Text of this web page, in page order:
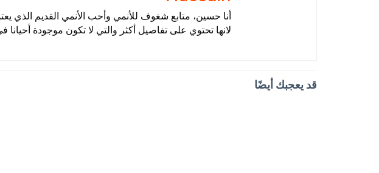
أنا حسين، متابع شغوف للأنمي وأحب الأنمي القديم الذي
لانها تحتوي على تفاصيل أكثر والتي لا تكون موجودة أحيانا
قد يعجبك أيضًا